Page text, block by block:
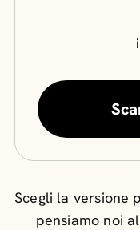
Scegli la versione
pensiamo noi